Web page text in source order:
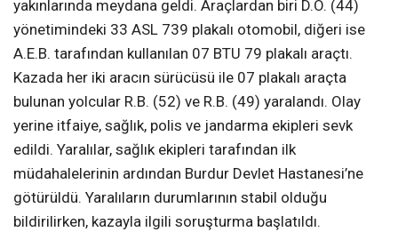
yakınlarında meydana geldi. Araçlardan biri D.Ö. (44)
yönetimindeki 33 ASL 739 plakalı otomobil, diğeri ise
A.E.B. tarafından kullanılan 07 BTU 79 plakalı araçtı.
Kazada her iki aracın sürücüsü ile 07 plakalı araçta
bulunan yolcular R.B. (52) ve R.B. (49) yaralandı. Olay
yerine itfaiye, sağlık, polis ve jandarma ekipleri sevk
edildi. Yaralılar, sağlık ekipleri tarafından ilk
müdahalelerinin ardından Burdur Devlet Hastanesi’ne
götürüldü. Yaralıların durumlarının stabil olduğu
bildirilirken, kazayla ilgili soruşturma başlatıldı.